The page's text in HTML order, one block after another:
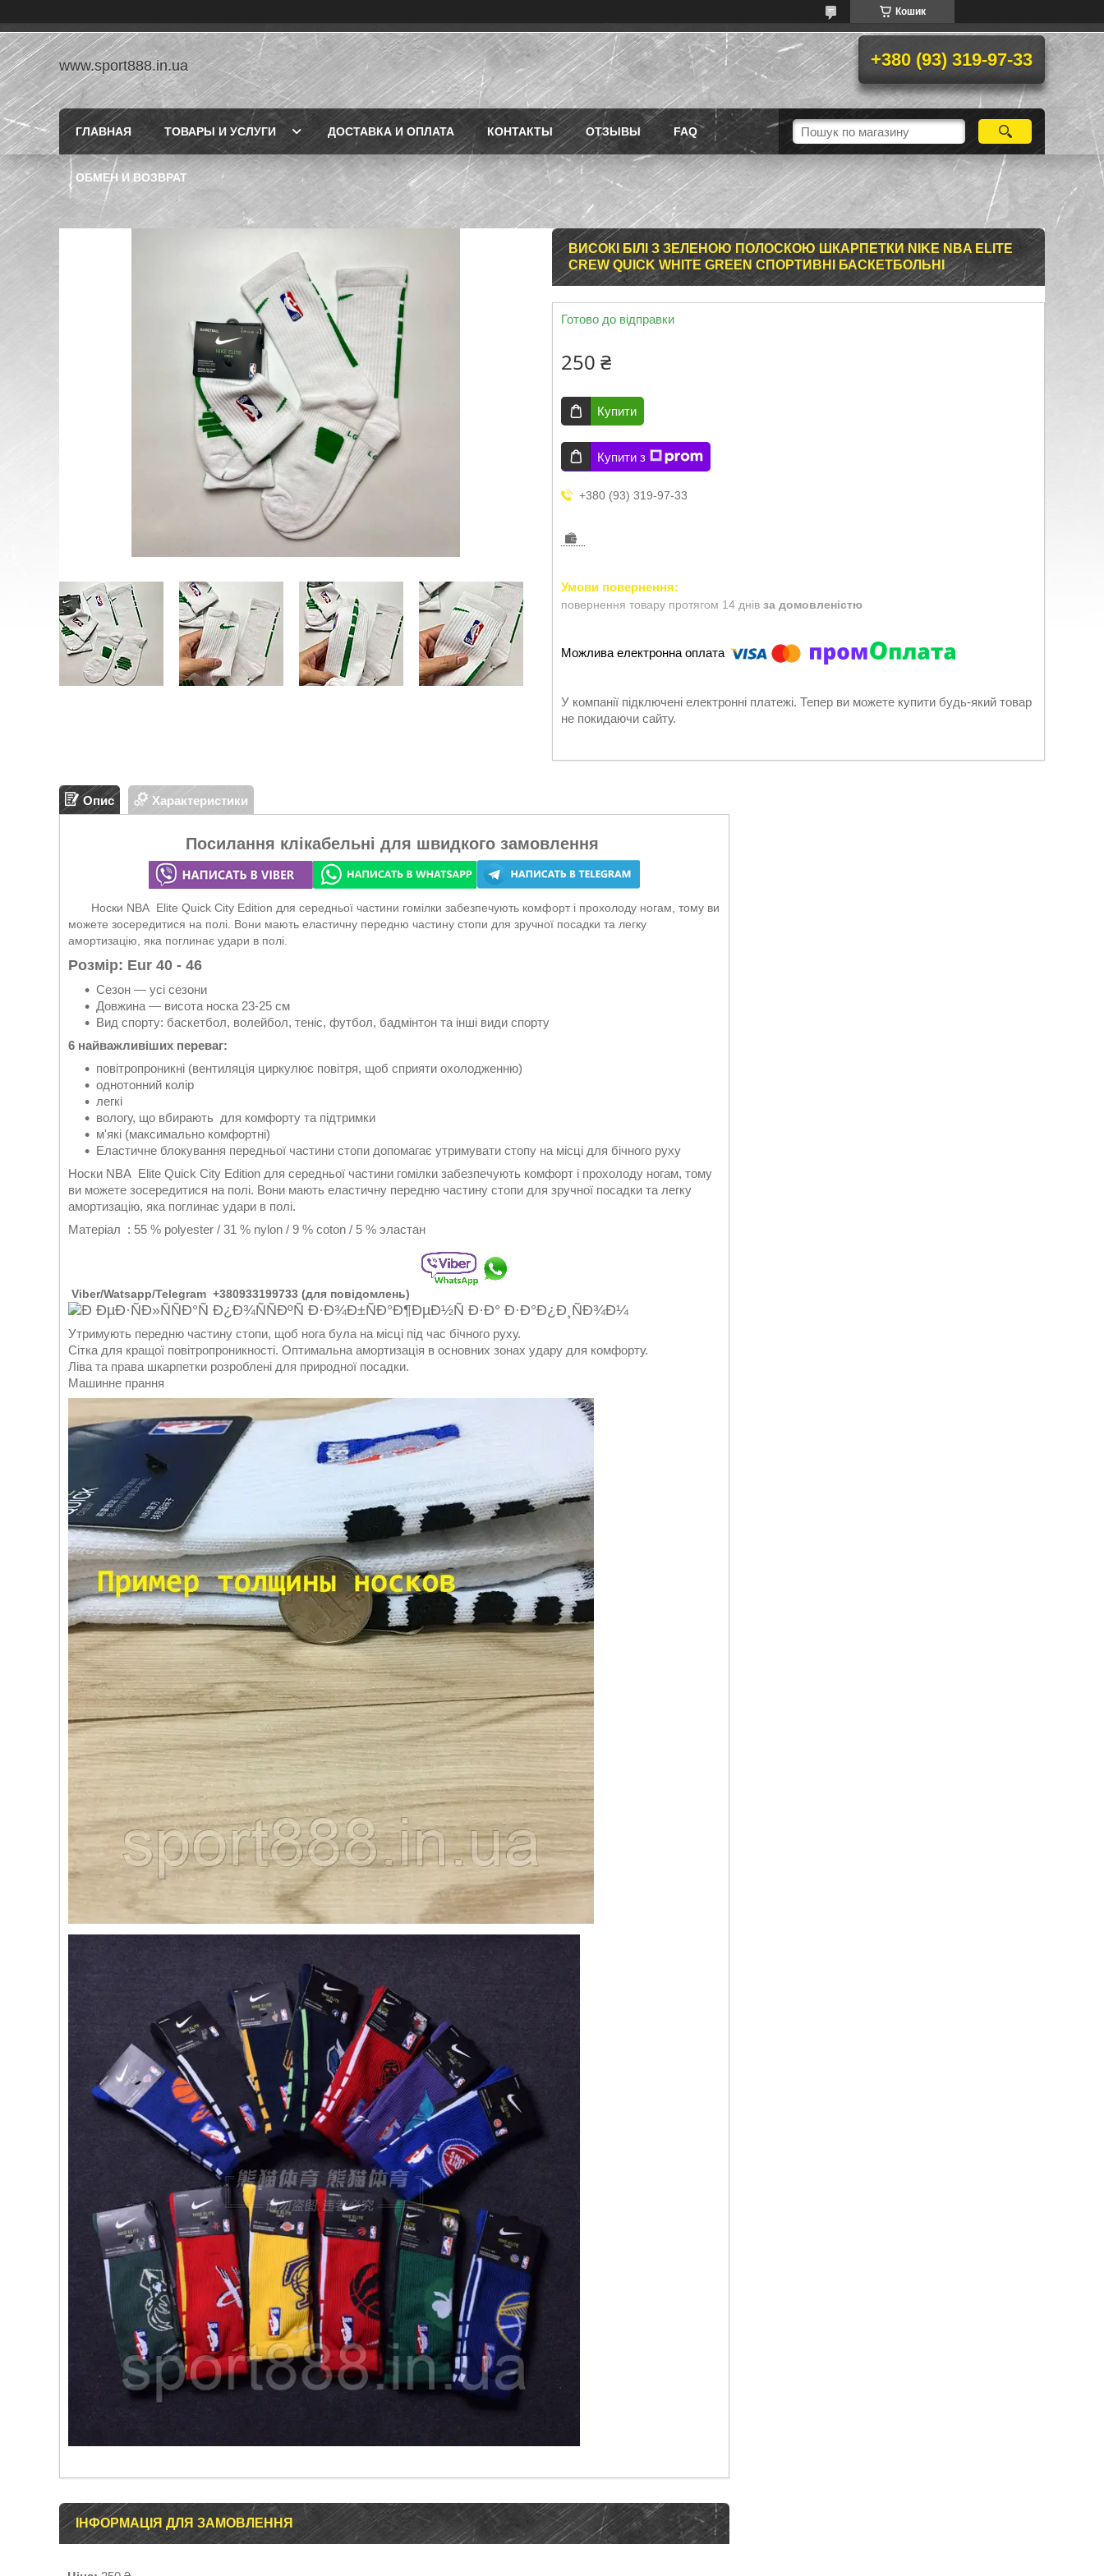
Кошик
www.sport888.in.ua +380 (93) 319-97-33
ГЛАВНАЯ ТОВАРЫ И УСЛУГИ ДОСТАВКА И ОПЛАТА КОНТАКТЫ ОТЗЫВЫ FAQ
ОБМЕН И ВОЗВРАТ
ВИСОКІ БІЛІ З ЗЕЛЕНОЮ ПОЛОСКОЮ ШКАРПЕТКИ NIKE NBA ELITE
CREW QUICK WHITE GREEN СПОРТИВНІ БАСКЕТБОЛЬНІ
Готово до відправки
250 ₴
Купити
Купити з
+380 (93) 319-97-33
повернення товару протягом 14 днів за домовленістю
У компанії підключені електронні платежі. Тепер ви можете купити будь-який товар
не покидаючи сайту.
Опис Характеристики
Посилання клікабельні для швидкого замовлення
Носки NBA Elite Quick City Edition для середньої частини гомілки забезпечують комфорт і прохолоду ногам, тому ви
можете зосередитися на полі. Вони мають еластичну передню частину стопи для зручної посадки та легку
амортизацію, яка поглинає удари в полі.
Розмір: Eur 40 - 46
Сезон — усі сезони
Довжина — висота носка 23-25 см
Вид спорту: баскетбол, волейбол, теніс, футбол, бадмінтон та інші види спорту
6 найважливіших переваг:
повітропроникні (вентиляція циркулює повітря, щоб сприяти охолодженню)
однотонний колір
легкі
вологу, що вбирають для комфорту та підтримки
м'які (максимально комфортні)
Еластичне блокування передньої частини стопи допомагає утримувати стопу на місці для бічного руху
Носки NBA Elite Quick City Edition для середньої частини гомілки забезпечують комфорт і прохолоду ногам, тому
ви можете зосередитися на полі. Вони мають еластичну передню частину стопи для зручної посадки та легку
амортизацію, яка поглинає удари в полі.
Матеріал : 55 % polyester / 31 % nylon / 9 % coton / 5 % эластан
Viber/Watsapp/Telegram +380933199733 (для повідомлень)
Утримують передню частину стопи, щоб нога була на місці під час бічного руху.
Сітка для кращої повітропроникності. Оптимальна амортизація в основних зонах удару для комфорту.
Ліва та права шкарпетки розроблені для природної посадки.
Машинне прання
ІНФОРМАЦІЯ ДЛЯ ЗАМОВЛЕННЯ